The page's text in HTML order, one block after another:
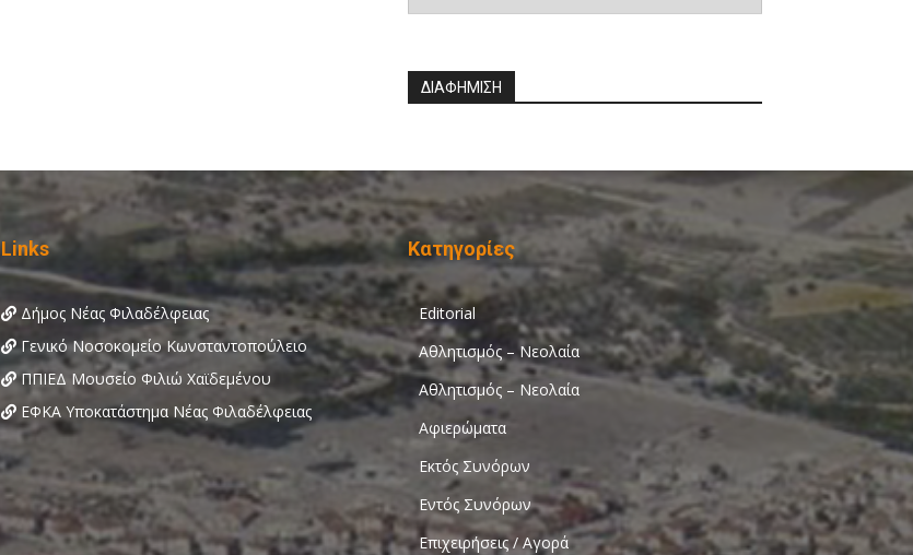
ΔΙΑΦΗΜΙΣΗ
Links
Δήμος Νέας Φιλαδέλφειας
Γενικό Νοσοκομείο Κωνσταντοπούλειο
ΠΠΙΕΔ Μουσείο Φιλιώ Χαϊδεμένου
ΕΦΚΑ Υποκατάστημα Νέας Φιλαδέλφειας
Κατηγορίες
Editorial
Αθλητισμός – Νεολαία
Αθλητισμός – Νεολαία
Αφιερώματα
Εκτός Συνόρων
Εντός Συνόρων
Επιχειρήσεις / Αγορά